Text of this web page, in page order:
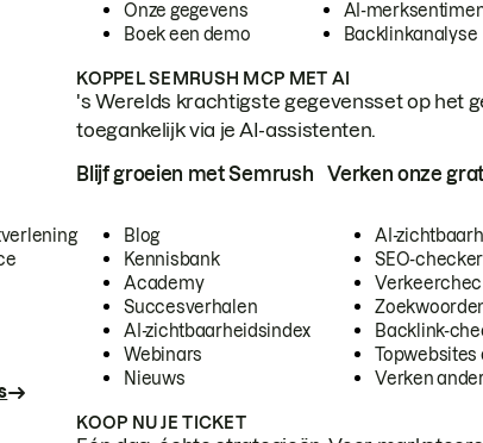
Onze gegevens
Boek een demo
AI-
Backlinkanalyse
KOPPEL SEMRUSH MCP MET AI
's Werelds krachtigste gegevensset op het
toegankelijk via je AI-assistenten.
Blijf groeien met Semrush
Blog
Kennisbank
Academy
Succesverhalen
AI-zichtbaarheidsindex
Webinars
Nieuws
Verken onze
AI-
SEO-checker
Backlink-
Topwebsites
Verken
KOOP NU JE TICKET